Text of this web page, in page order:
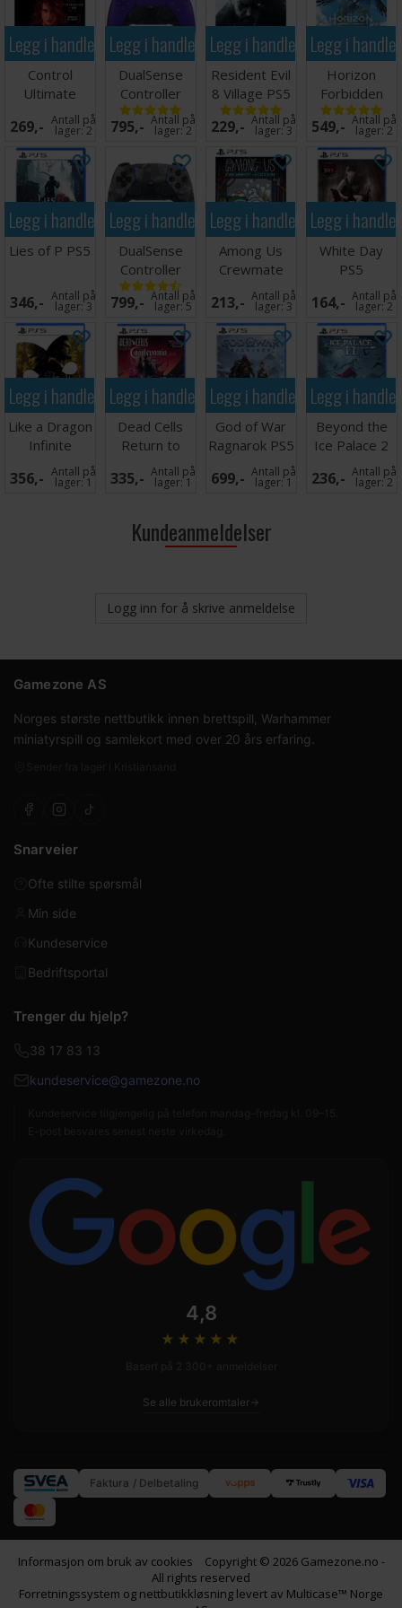
Legg i handlekurven
Control
Ultimate
Edition PS5
269,- Antall på
lager:2
Legg i handlekurven
DualSense
Controller
Galactic
Purple PS5
795,- Antall på
lager:2
Legg i handlekurven
Resident Evil
8 Village PS5
229,- Antall på
lager:3
Legg i
Horizon
Forbidden
West PS5
549,- Antall på
lager:2
Legg i handlekurven
Lies of P PS5
346,- Antall på
lager:3
Legg i handlekurven
DualSense
Controller
Grey Camo
PS5
799,- Antall på
lager:5
Legg i handlekurven
Among Us
Crewmate
Edition PS5
213,- Antall på
lager:3
Legg i
White Day
PS5
164,- Antall på
lager:2
Legg i handlekurven
Like a Dragon
Infinite
Wealth PS5
356,- Antall på
lager:1
Legg i handlekurven
Dead Cells
Return to
Castlevania
PS5
335,- Antall på
lager:1
Legg i handlekurven
God of War
Ragnarok PS5
699,- Antall på
lager:1
Legg i
Beyond the
Ice Palace 2
PS5
236,- Antall på
lager:2
Kundeanmeldelser
Logg inn for å skrive anmeldelse
Gamezone AS
Norges største nettbutikk innen brettspill, Warhammer
miniatyrspill og samlekort med over 20 års erfaring.
Snarveier
Ofte stilte spørsmål
Min side
Kundeservice
Bedriftsportal
Trenger du hjelp?
38 17 83 13
kundeservice@gamezone.no
4,8
★★★★ ★
Se alle brukeromtaler
Faktura / Delbetaling
Informasjon om bruk av cookies
Copyright © 2026 Gamezone.no -
All rights reserved
Forretningssystem og nettbutikkløsning levert av Multicase™ Norge